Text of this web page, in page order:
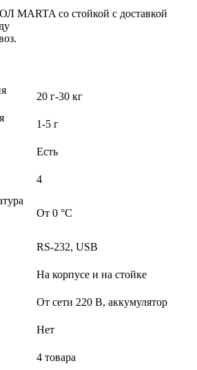
MARTA со стойкой с доставкой
20 г-30 кг
1-5 г
Есть
4
От 0 °C
RS-232, USB
На корпусе и на стойке
От сети 220 В, аккумулятор
Нет
4 товара